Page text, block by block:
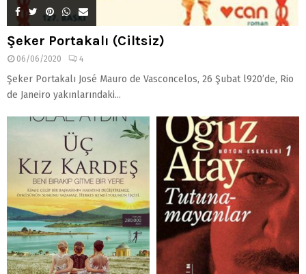
Şeker Portakalı (Ciltsiz)
06/06/2020 4
Şeker Portakalı José Mauro de Vasconcelos, 26 Şubat l920’de, Rio
de Janeiro yakınlarındaki...